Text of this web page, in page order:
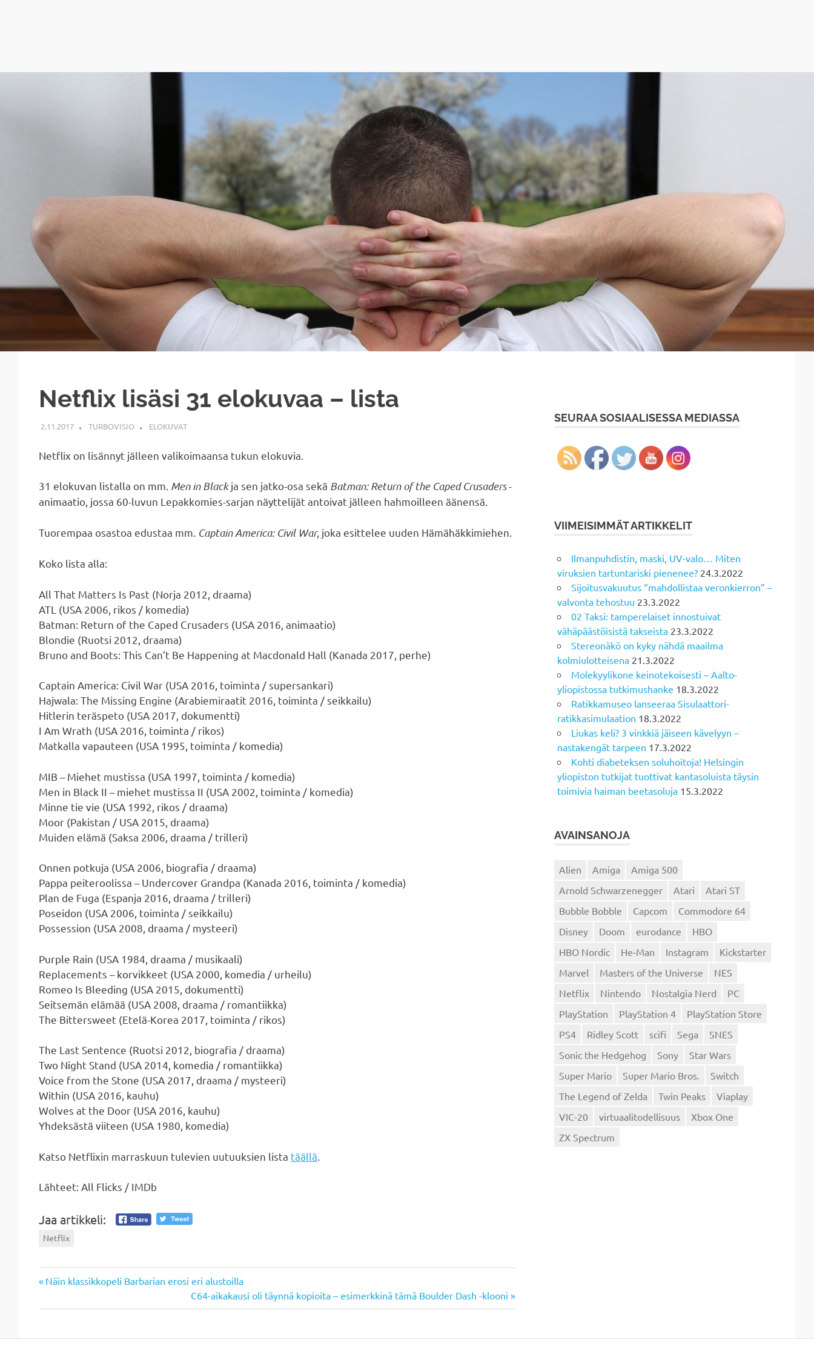
Netflix lisäsi 31 elokuvaa – lista
2.11.2017 TURBOVISIO ELOKUVAT
Netflix on lisännyt jälleen valikoimaansa tukun elokuvia.
31 elokuvan listalla on mm. Men in Blackja sen jatko-osa sekä Batman: Return of the Caped Crusaders-
animaatio, jossa 60-luvun Lepakkomies-sarjan näyttelijät antoivat jälleen hahmoilleen äänensä.
Tuorempaa osastoa edustaa mm. Captain America: Civil War, joka esittelee uuden Hämähäkkimiehen.
Koko lista alla:
All That Matters Is Past (Norja 2012, draama)
ATL (USA 2006, rikos / komedia)
Batman: Return of the Caped Crusaders (USA 2016, animaatio)
Blondie (Ruotsi 2012, draama)
Bruno and Boots: This Can’t Be Happening at Macdonald Hall (Kanada 2017, perhe)
Captain America: Civil War (USA 2016, toiminta / supersankari)
Hajwala: The Missing Engine (Arabiemiraatit 2016, toiminta / seikkailu)
Hitlerin teräspeto (USA 2017, dokumentti)
I Am Wrath (USA 2016, toiminta / rikos)
Matkalla vapauteen (USA 1995, toiminta / komedia)
MIB – Miehet mustissa (USA 1997, toiminta / komedia)
Men in Black II – miehet mustissa II (USA 2002, toiminta / komedia)
Minne tie vie (USA 1992, rikos / draama)
Moor (Pakistan / USA 2015, draama)
Muiden elämä (Saksa 2006, draama / trilleri)
Onnen potkuja (USA 2006, biografia / draama)
Pappa peiteroolissa – Undercover Grandpa (Kanada 2016, toiminta / komedia)
Plan de Fuga (Espanja 2016, draama / trilleri)
Poseidon (USA 2006, toiminta / seikkailu)
Possession (USA 2008, draama / mysteeri)
Purple Rain (USA 1984, draama / musikaali)
Replacements – korvikkeet (USA 2000, komedia / urheilu)
Romeo Is Bleeding (USA 2015, dokumentti)
Seitsemän elämää (USA 2008, draama / romantiikka)
The Bittersweet (Etelä-Korea 2017, toiminta / rikos)
The Last Sentence (Ruotsi 2012, biografia / draama)
Two Night Stand (USA 2014, komedia / romantiikka)
Voice from the Stone (USA 2017, draama / mysteeri)
Within (USA 2016, kauhu)
Wolves at the Door (USA 2016, kauhu)
Yhdeksästä viiteen (USA 1980, komedia)
Katso Netflixin marraskuun tulevien uutuuksien lista täällä
Lähteet: All Flicks / IMDb
Jaa artikkeli:
Netflix
Artikkelien
selaus
Previous
Näin klassikkopeli Barbarian erosi eri alustoilla
Next
Post:
C64-aikakausi oli täynnä kopioita – esimerkkinä tämä Boulder Dash -klooni
SEURAA SOSIAALISESSA MEDIASSA
VIIMEISIMMÄT ARTIKKELIT
Ilmanpuhdistin, maski, UV-valo… Miten
viruksien tartuntariski pienenee? 24.3.2022
Sijoitusvakuutus “mahdollistaa veronkierron” –
valvonta tehostuu 23.3.2022
02 Taksi: tamperelaiset innostuivat
vähäpäästöisistä takseista 23.3.2022
Stereonäkö on kyky nähdä maailma
kolmiulotteisena 21.3.2022
Molekyylikone keinotekoisesti – Aalto-
yliopistossa tutkimushanke 18.3.2022
Ratikkamuseo lanseeraa Sisulaattori-
ratikkasimulaation 18.3.2022
Liukas keli? 3 vinkkiä jäiseen kävelyyn –
nastakengät tarpeen 17.3.2022
Kohti diabeteksen soluhoitoja! Helsingin
yliopiston tutkijat tuottivat kantasoluista täysin
toimivia haiman beetasoluja 15.3.2022
AVAINSANOJA
Alien Amiga
Amiga 500
Arnold Schwarzenegger
Atari
Atari ST
Bubble Bobble
Capcom
Commodore 64
Disney
Doom eurodance
HBO
HBO Nordic
He-Man Instagram
Kickstarter
Marvel
Masters of the Universe
NES
Netflix
Nintendo Nostalgia Nerd
PC
PlayStation
PlayStation 4
PlayStation Store
PS4
Ridley Scott scifi Sega
SNES
Sonic the Hedgehog
Sony
Star Wars
Super Mario
Super Mario Bros.
Switch
The Legend of Zelda
Twin Peaks
Viaplay
VIC-20
virtuaalitodellisuus
Xbox One
ZX Spectrum